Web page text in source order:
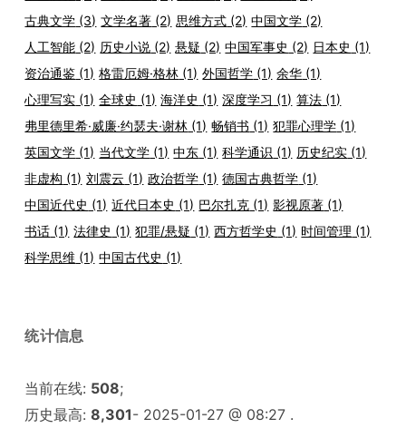
古典文学 (3) 文学名著 (2) 思维方式 (2) 中国文学 (2)
人工智能 (2) 历史小说 (2) 悬疑 (2) 中国军事史 (2) 日本史 (1)
资治通鉴 (1) 格雷厄姆·格林 (1) 外国哲学 (1) 余华 (1)
心理写实 (1) 全球史 (1) 海洋史 (1) 深度学习 (1) 算法 (1)
弗里德里希·威廉·约瑟夫·谢林 (1) 畅销书 (1) 犯罪心理学 (1)
英国文学 (1) 当代文学 (1) 中东 (1) 科学通识 (1) 历史纪实 (1)
非虚构 (1) 刘震云 (1) 政治哲学 (1) 德国古典哲学 (1)
中国近代史 (1) 近代日本史 (1) 巴尔扎克 (1) 影视原著 (1)
书话 (1) 法律史 (1) 犯罪/悬疑 (1) 西方哲学史 (1) 时间管理 (1)
科学思维 (1) 中国古代史 (1)
统计信息
当前在线: 508;
历史最高:8,301- 2025-01-27 @ 08:27 .